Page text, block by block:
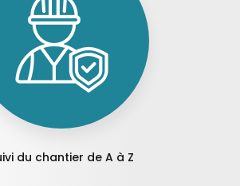
du chantier de A à Z